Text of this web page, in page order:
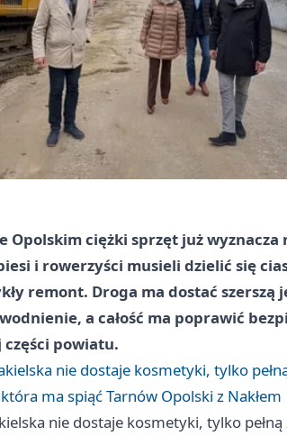
Opolskim ciężki sprzęt już
i rowerzyści musieli dzielić się
remont. Droga ma dostać szerszą
a całość ma poprawić
powiatu.
nie dostaje kosmetyki, tylko
ma spiąć Tarnów Opolski z Nakłem
nie dostaje kosmetyki, tylko